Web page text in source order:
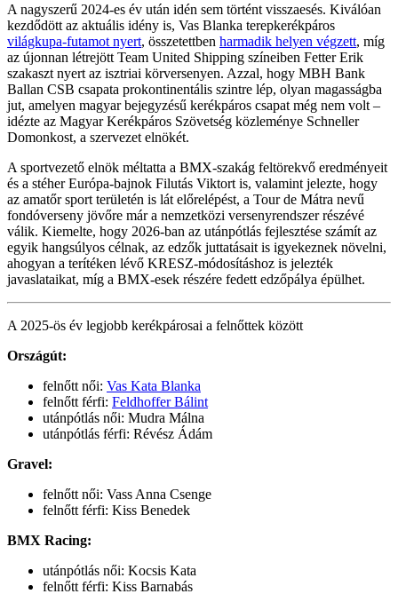
A nagyszerű 2024-es év után idén sem történt visszaesés. Kiválóan
kezdődött az aktuális idény is, Vas Blanka terepkerékpáros
világkupa-futamot nyert, összetettben harmadik helyen végzett, míg
az újonnan létrejött Team United Shipping színeiben Fetter Erik
szakaszt nyert az isztriai körversenyen. Azzal, hogy MBH Bank
Ballan CSB csapata prokontinentális szintre lép, olyan magasságba
jut, amelyen magyar bejegyzésű kerékpáros csapat még nem volt –
idézte az Magyar Kerékpáros Szövetség közleménye Schneller
Domonkost, a szervezet elnökét.
A sportvezető elnök méltatta a BMX-szakág feltörekvő eredményeit
és a stéher Európa-bajnok Filutás Viktort is, valamint jelezte, hogy
az amatőr sport területén is lát előrelépést, a Tour de Mátra nevű
fondóverseny jövőre már a nemzetközi versenyrendszer részévé
válik. Kiemelte, hogy 2026-ban az utánpótlás fejlesztése számít az
egyik hangsúlyos célnak, az edzők juttatásait is igyekeznek növelni,
ahogyan a terítéken lévő KRESZ-módosításhoz is jelezték
javaslataikat, míg a BMX-esek részére fedett edzőpálya épülhet.
A 2025-ös év legjobb kerékpárosai a felnőttek között
Országút:
felnőtt női: Vas Kata Blanka
felnőtt férfi: Feldhoffer Bálint
utánpótlás női: Mudra Málna
utánpótlás férfi: Révész Ádám
Gravel:
felnőtt női: Vass Anna Csenge
felnőtt férfi: Kiss Benedek
BMX Racing:
utánpótlás női: Kocsis Kata
felnőtt férfi: Kiss Barnabás